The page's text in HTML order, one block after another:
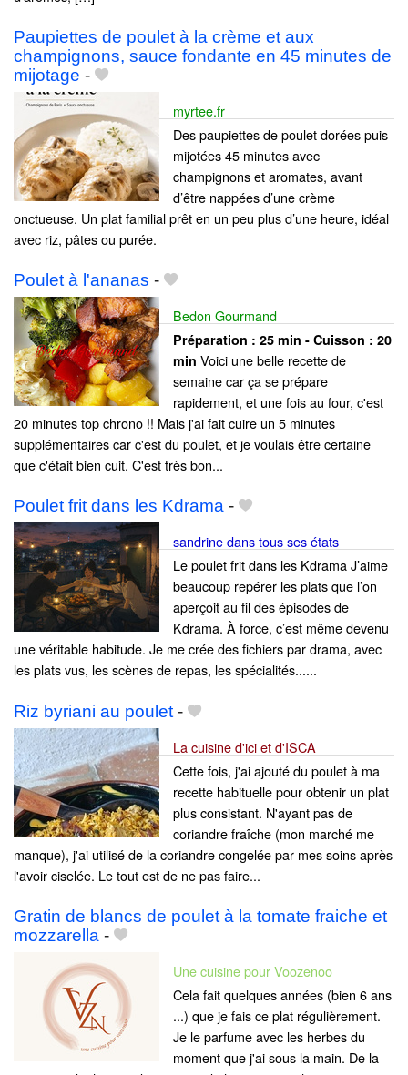
Paupiettes de poulet à la crème et aux
champignons, sauce fondante en 45 minutes de
mijotage -
myrtee.fr
Des paupiettes de poulet dorées puis
mijotées 45 minutes avec
champignons et aromates, avant
d’être nappées d’une crème
onctueuse. Un plat familial prêt en un peu plus d’une heure, idéal
avec riz, pâtes ou purée.
Poulet à l'ananas -
Bedon Gourmand
Préparation : 25 min - Cuisson : 20
min Voici une belle recette de
semaine car ça se prépare
rapidement, et une fois au four, c'est
20 minutes top chrono !! Mais j'ai fait cuire un 5 minutes
supplémentaires car c'est du poulet, et je voulais être certaine
que c'était bien cuit. C'est très bon...
Poulet frit dans les Kdrama -
sandrine dans tous ses états
Le poulet frit dans les Kdrama J’aime
beaucoup repérer les plats que l’on
aperçoit au fil des épisodes de
Kdrama. À force, c’est même devenu
une véritable habitude. Je me crée des fichiers par drama, avec
les plats vus, les scènes de repas, les spécialités......
Riz byriani au poulet -
La cuisine d'ici et d'ISCA
Cette fois, j'ai ajouté du poulet à ma
recette habituelle pour obtenir un plat
plus consistant. N'ayant pas de
coriandre fraîche (mon marché me
manque), j'ai utilisé de la coriandre congelée par mes soins après
l'avoir ciselée. Le tout est de ne pas faire...
Gratin de blancs de poulet à la tomate fraiche et
mozzarella -
Une cuisine pour Voozenoo
Cela fait quelques années (bien 6 ans
...) que je fais ce plat régulièrement.
Je le parfume avec les herbes du
moment que j'ai sous la main. De la